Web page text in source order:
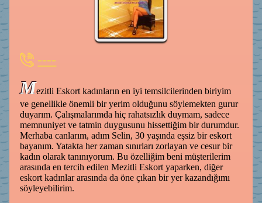
----
Mezitli Eskort kadınların en iyi temsilcilerinden biriyim
ve genellikle önemli bir yerim olduğunu söylemekten gurur
duyarım. Çalışmalarımda hiç rahatsızlık duymam, sadece
memnuniyet ve tatmin duygusunu hissettiğim bir durumdur.
Merhaba canlarım, adım Selin, 30 yaşında eşsiz bir eskort
bayanım. Yatakta her zaman sınırları zorlayan ve cesur bir
kadın olarak tanınıyorum. Bu özelliğim beni müşterilerim
arasında en tercih edilen Mezitli Eskort yaparken, diğer
eskort kadınlar arasında da öne çıkan bir yer kazandığımı
söyleyebilirim.